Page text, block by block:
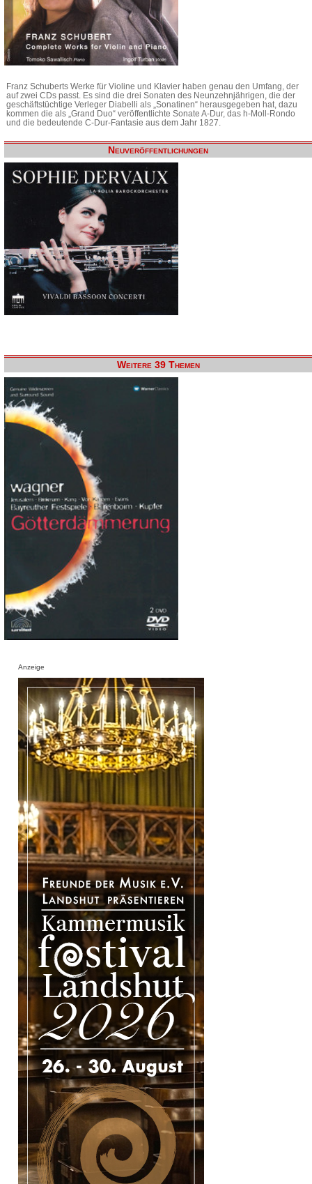
Franz Schuberts Werke für Violine und Klavier haben genau den Umfang, der
auf zwei CDs passt. Es sind die drei Sonaten des Neunzehnjährigen, die der
geschäftstüchtige Verleger Diabelli als „Sonatinen“ herausgegeben hat, dazu
kommen die als „Grand Duo“ veröffentlichte Sonate A-Dur, das h-Moll-Rondo
und die bedeutende C-Dur-Fantasie aus dem Jahr 1827.
Neuveröffentlichungen
Weitere 39 Themen
Anzeige